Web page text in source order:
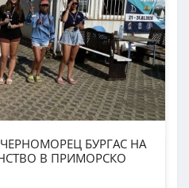
БУРГАС НА
В ПРИМОРСКО